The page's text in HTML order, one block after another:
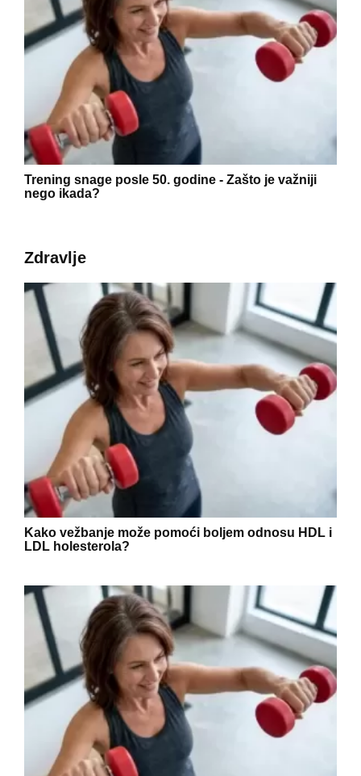
Trening snage posle 50. godine - Zašto je važniji
nego ikada?
Zdravlje
Kako vežbanje može pomoći boljem odnosu HDL i
LDL holesterola?